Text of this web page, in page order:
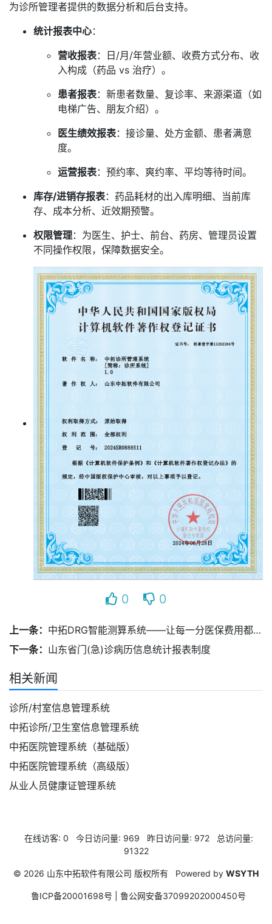
为诊所管理者提供的数据分析和后台支持。
统计报表中心：
营收报表：日/月/年营业额、收费方式分布、收
入构成（药品 vs 治疗）。
患者报表：新患者数量、复诊率、来源渠道（如
电梯广告、朋友介绍）。
医生绩效报表：接诊量、处方金额、患者满意
度。
运营报表：预约率、爽约率、平均等待时间。
库存/进销存报表：药品耗材的出入库明细、当前库
存、成本分析、近效期预警。
权限管理：为医生、护士、前台、药房、管理员设置
不同操作权限，保障数据安全。
0 0
上一条： 中拓DRG智能测算系统——让每一分医保费用都“用得规范、花得明白”
下一条： 山东省门(急)诊病历信息统计报表制度
相关新闻
诊所/村室信息管理系统
中拓诊所/卫生室信息管理系统
中拓医院管理系统（基础版）
中拓医院管理系统（高级版）
从业人员健康证管理系统
在线访客: 0 今日访问量: 969 昨日访问量: 972
总访问量:
91322
© 2026 山东中拓软件有限公司 版权所有 Powered by WSYTH
鲁ICP备20001698号 | 鲁公网安备37099202000450号